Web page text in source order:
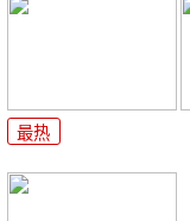
最热